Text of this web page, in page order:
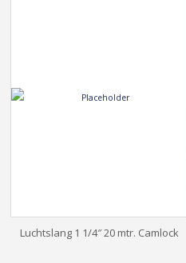
Luchtslang 1 1/4″ 20 mtr. Camlock